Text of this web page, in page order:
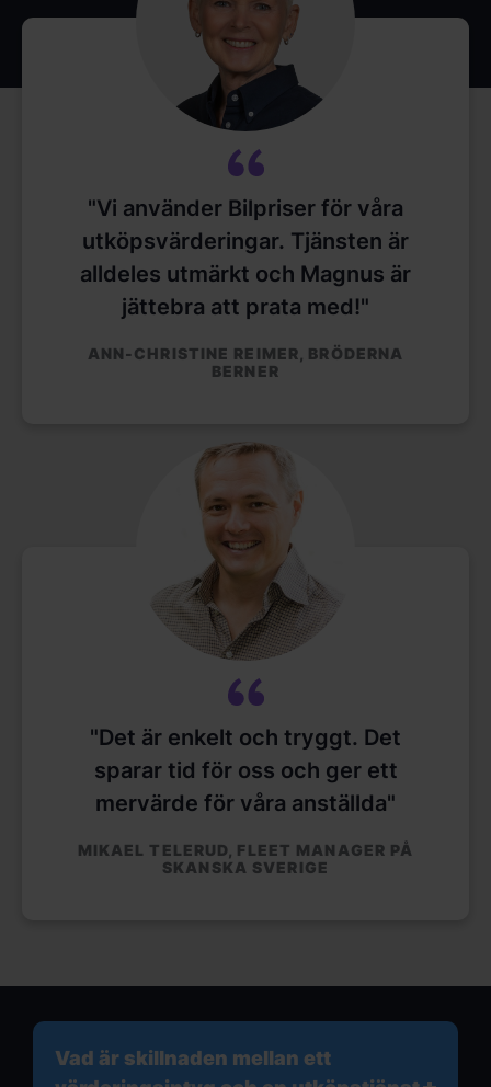
"Vi använder Bilpriser för våra
utköpsvärderingar. Tjänsten är
alldeles utmärkt och Magnus är
jättebra att prata med!"
ANN-CHRISTINE REIMER, BRÖDERNA
BERNER
"Det är enkelt och tryggt. Det
sparar tid för oss och ger ett
mervärde för våra anställda"
MIKAEL TELERUD, FLEET MANAGER PÅ
SKANSKA SVERIGE
Vad är skillnaden mellan ett